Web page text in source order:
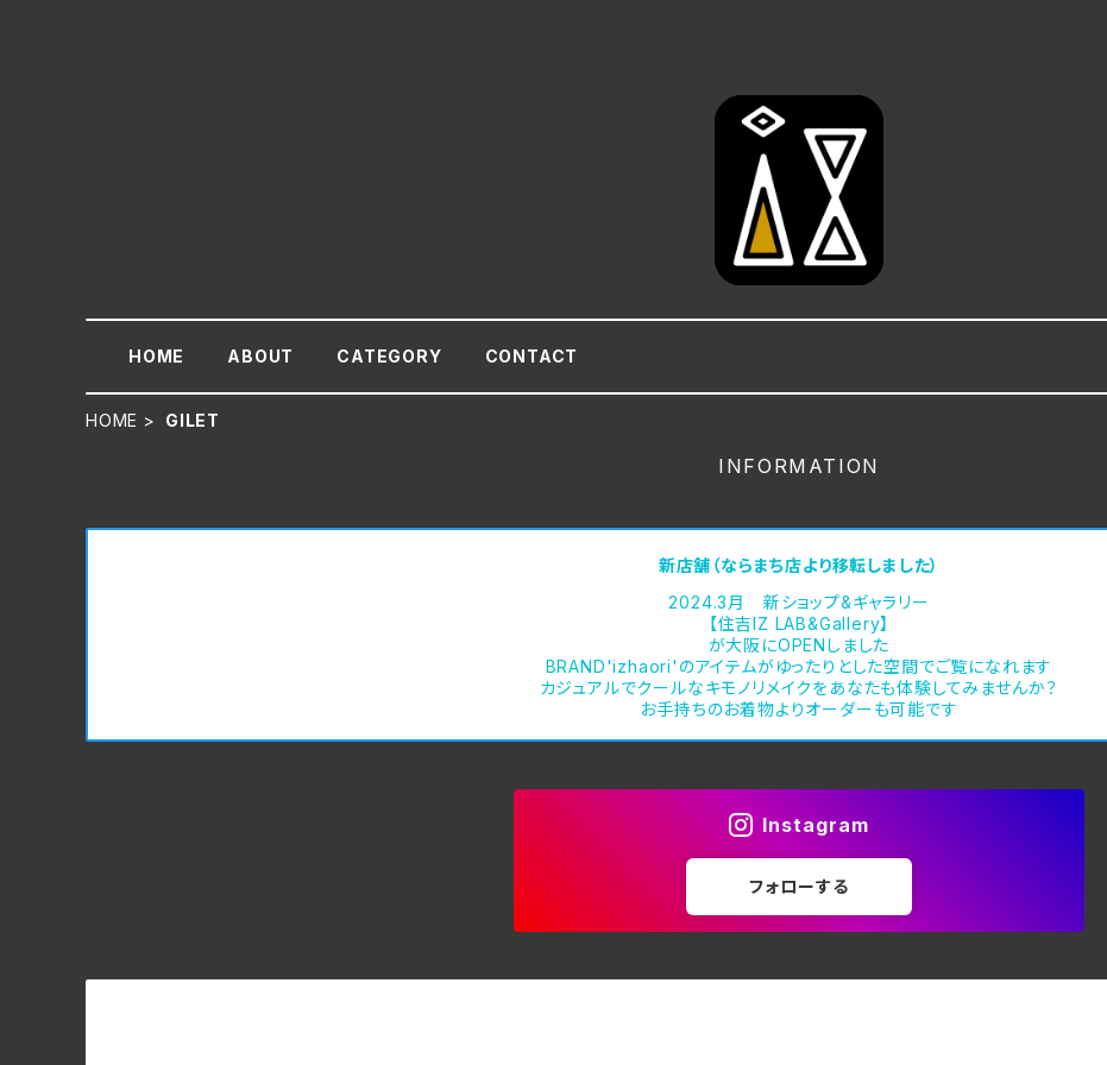
HOME ABOUT CATEGORY CONTACT
HOME GILET
INFORMATION
新店舗（ならまち店より移転しました）
2024.3月 新ショップ&ギャラリー
【住吉IZ LAB&Gallery】
が大阪にOPENしました
BRAND'izhaori'のアイテムがゆったりとした空間でご覧になれます
カジュアルでクールなキモノリメイクをあなたも体験してみませんか？
お手持ちのお着物よりオーダーも可能です
Instagram
フォローする